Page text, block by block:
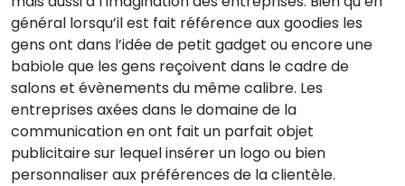
général lorsqu’il est fait référence aux goodies les
gens ont dans l’idée de petit gadget ou encore une
babiole que les gens reçoivent dans le cadre de
salons et évènements du même calibre. Les
entreprises axées dans le domaine de la
communication en ont fait un parfait objet
publicitaire sur lequel insérer un logo ou bien
personnaliser aux préférences de la clientèle.